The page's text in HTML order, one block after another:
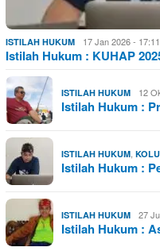
ISTILAH HUKUM 17 Jan 2026 -
Istilah Hukum : KUHAP
ISTILAH HUKUM 12
Istilah Hukum :
ISTILAH HUKUM
Istilah Hukum :
ISTILAH HUKUM 27
Istilah Hukum :